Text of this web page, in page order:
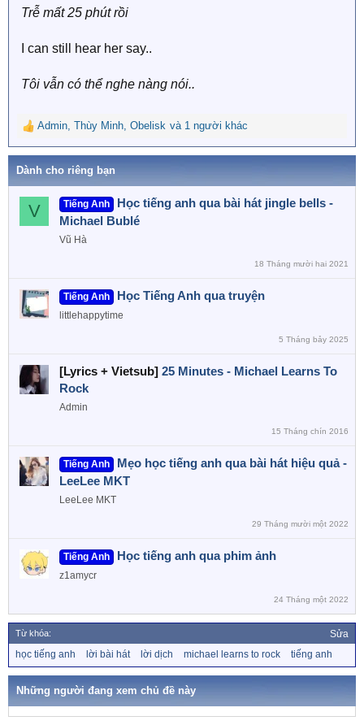
Trễ mất 25 phút rồi
I can still hear her say..
Tôi vẫn có thể nghe nàng nói..
R
e
c
t
Admin Thùy Minh Obelisk và 1 người khác
Dành cho riêng bạn
V Tiếng Anh
Học tiếng anh qua bài hát jingle bells -
Michael Bublé
Vũ Hà
18 Tháng mười hai 2021
Tiếng Anh Học Tiếng Anh qua truyện
littlehappytime
5 Tháng bảy 2025
[Lyrics + Vietsub] 25 Minutes - Michael Learns To
Rock
Admin
15 Tháng chín 2016
Tiếng Anh
Mẹo học tiếng anh qua bài hát hiệu quả -
LeeLee MKT
LeeLee MKT
29 Tháng mười một 2022
Tiếng Anh Học tiếng anh qua phim ảnh
z1amycr
24 Tháng một 2022
Từ khóa: Sửa
ừ
k
học tiếng anh lời bài hát lời dịch michael learns to rock tiếng anh
Những người đang xem chủ đề này